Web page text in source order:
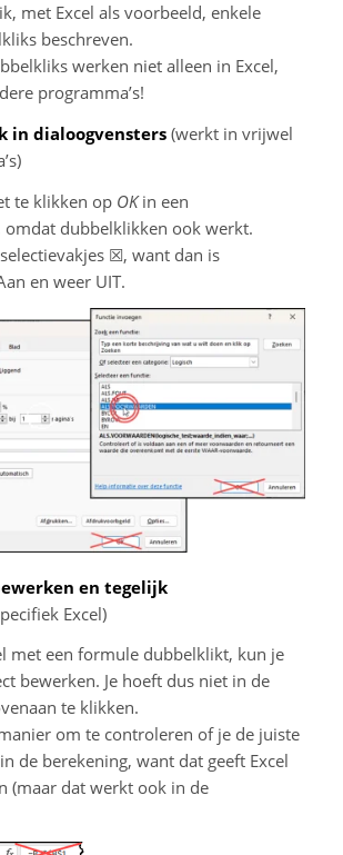
met Excel als voorbeeld, enkele
beschreven.
werken niet alleen in Excel,
programma’s!
dialoogvensters(werkt in vrijwel
te klikken op OKin een
omdat dubbelklikken ook werkt.
☒, want dan is
en weer UIT.
en tegelijk
Excel)
met een formule dubbelklikt, kun je
bewerken. Je hoeft dus niet in de
te klikken.
om te controleren of je de juiste
de berekening, want dat geeft Excel
(maar dat werkt ook in de